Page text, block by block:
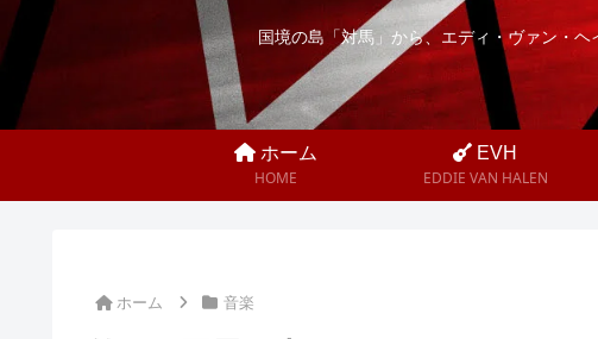
国境の島「対馬」から、エディ・ヴァン・
ホーム
HOME
EVH
EDDIE VAN HALEN
ホーム 音楽